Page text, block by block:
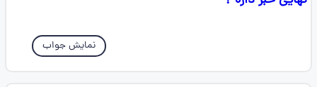
نمایش جواب